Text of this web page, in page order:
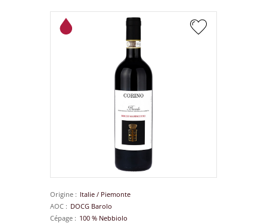
Origine Italie / Piemonte
AOC
DOCG Barolo
Cépage
100 % Nebbiolo